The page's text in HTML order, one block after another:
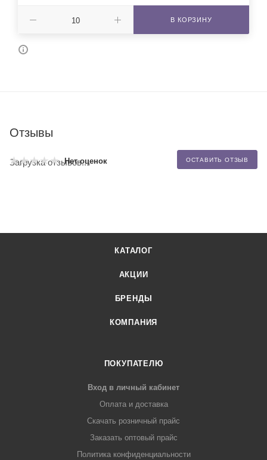
В КОРЗИНУ
Отзывы
Нет оценок ОСТАВИТЬ ОТЗЫВ
Загрузка отзывов...
КАТАЛОГ
АКЦИИ
БРЕНДЫ
КОМПАНИЯ
ПОКУПАТЕЛЮ
Вход в личный кабинет
Оплата и доставка
Скачать розничный прайс
Заказать оптовый прайс
Политика конфиденциальности